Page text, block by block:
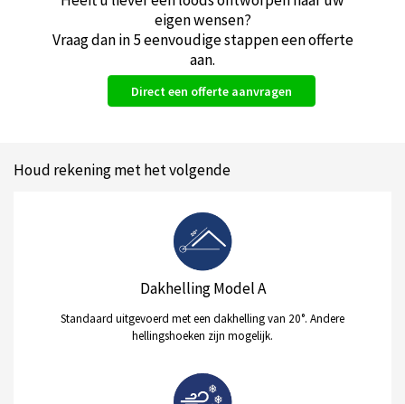
eigen wensen?
Vraag dan in 5 eenvoudige stappen een offerte
aan.
Direct een offerte aanvragen
Houd rekening met het volgende
Dakhelling Model A
Standaard uitgevoerd met een dakhelling van 20°. Andere
hellingshoeken zijn mogelijk.